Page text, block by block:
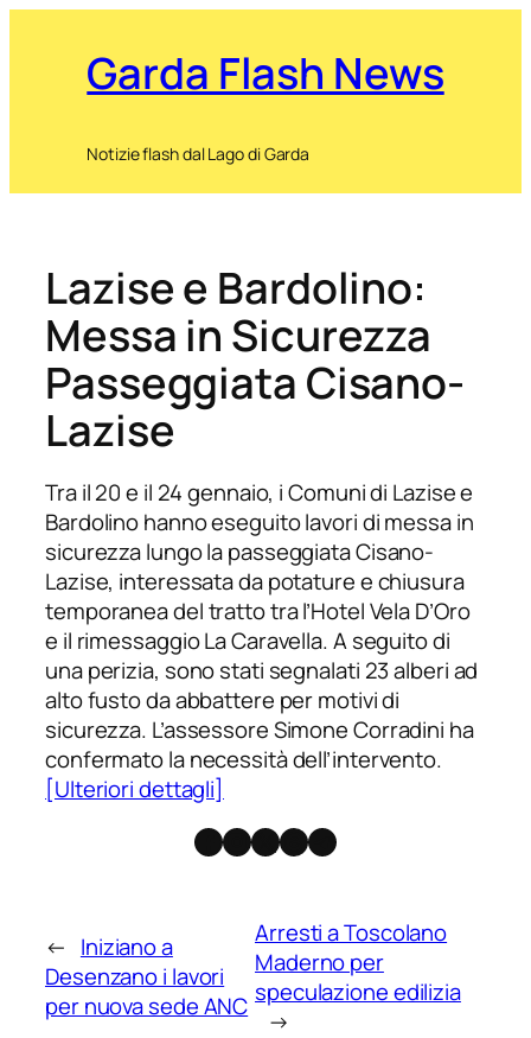
Garda Flash News
Notizie flash dal Lago di Garda
Lazise e Bardolino:
Messa in Sicurezza
Passeggiata Cisano-
Lazise
Tra il 20 e il 24 gennaio, i Comuni di Lazise e
Bardolino hanno eseguito lavori di messa in
sicurezza lungo la passeggiata Cisano-
Lazise, interessata da potature e chiusura
temporanea del tratto tra l’Hotel Vela D’Oro
e il rimessaggio La Caravella. A seguito di
una perizia, sono stati segnalati 23 alberi ad
alto fusto da abbattere per motivi di
sicurezza. L’assessore Simone Corradini ha
confermato la necessità dell’intervento.
[Ulteriori dettagli]
Facebook
Instagram
X Threads
Telegram
← Iniziano a
Desenzano i lavori
per nuova sede ANC
Arresti a Toscolano
Maderno per
speculazione edilizia
→